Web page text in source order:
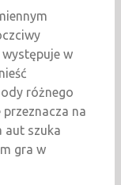
w
różnego
na
aut szuka
gra w